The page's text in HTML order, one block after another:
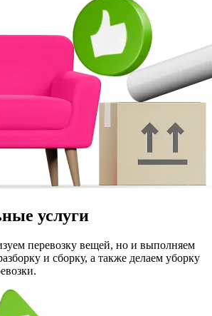
услуги
перевозку вещей, но и выполняем
и сборку, а также делаем уборку